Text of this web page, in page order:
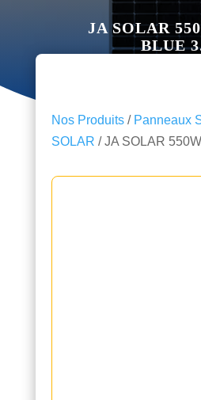
JA SOLAR
BLUE
Nos Produits/ Panneaux
SOLAR / JA SOLAR